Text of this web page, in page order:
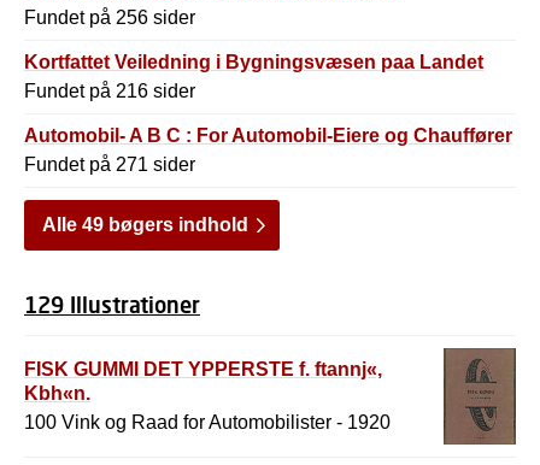
Fundet på 256 sider
Kortfattet Veiledning i Bygningsvæsen paa Landet
Fundet på 216 sider
Automobil- A B C : For Automobil-Eiere og Chauffører
Fundet på 271 sider
Alle 49 bøgers indhold
129 Illustrationer
FISK GUMMI DET YPPERSTE f. ftannj«,
Kbh«n.
100 Vink og Raad for Automobilister - 1920